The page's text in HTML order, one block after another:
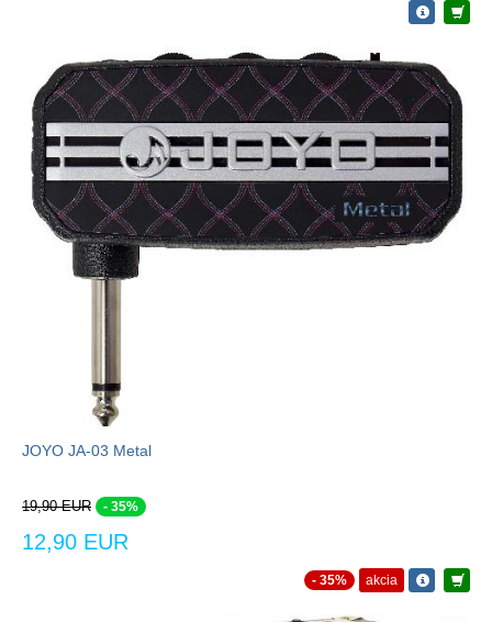
JOYO JA-03 Metal
19,90 EUR - 35%
12,90 EUR
- 35% akcia